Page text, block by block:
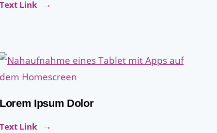
Text Link
Lorem Ipsum Dolor
Text Link